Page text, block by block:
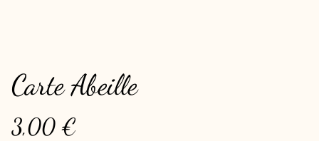
Carte Abeille
3,00 €